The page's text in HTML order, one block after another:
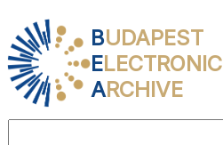
BUDAPEST
ELECTRONIC
ARCHIVE